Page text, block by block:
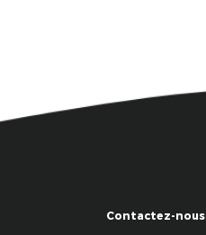
Contactez-nous